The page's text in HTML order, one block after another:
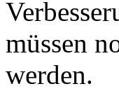
müssen
werden.